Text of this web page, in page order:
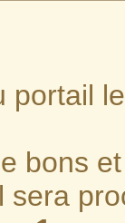
portail
bons
sera